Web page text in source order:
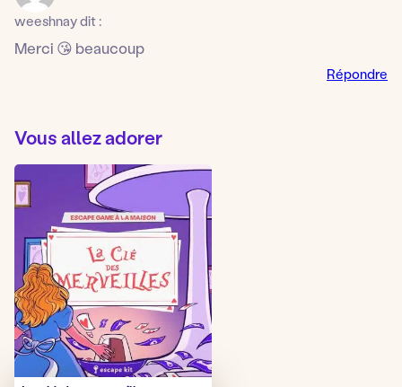
weeshnaydit :
Merci 😘 beaucoup
Répondre
Vous allez adorer